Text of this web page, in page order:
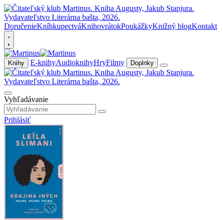
DoručenieKníhkupectváKnihovrátokPoukážkyKnižný blogKontakt
Knihy E-knihyAudioknihyHryFilmy Doplnky
Vyhľadávanie
Prihlásiť